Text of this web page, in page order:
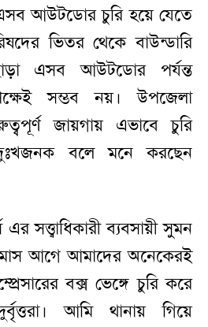
আউটডোর চুরি হয়ে যেতে
ভিতর থেকে বাউন্ডারি
এসব আউটডোর পর্যন্ত
সম্ভব নয়। উপজেলা
জায়গায় এভাবে চুরি
বলে মনে করছেন
সত্ত্বাধিকারী ব্যবসায়ী সুমন
আগে আমাদের অনেকেরই
বক্স ভেঙ্গে চুরি করে
আমি থানায় গিয়ে